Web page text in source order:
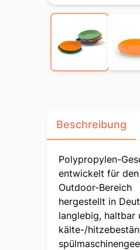
Beschreibung
Polypropylen-
entwickelt für
Outdoor-Bereich
hergestellt in
langlebig, haltbar
kälte-/